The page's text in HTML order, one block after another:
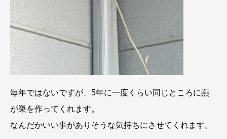
毎年ではないですが、5年に一度くらい同じところに燕
が巣を作ってくれます。
なんだかいい事がありそうな気持ちにさせてくれます。